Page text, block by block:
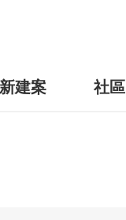
新建案 社區